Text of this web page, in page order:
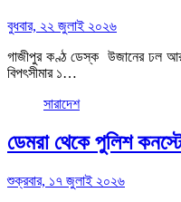
বুধবার, ২২ জুলাই ২০২৬
গাজীপুর কণ্ঠ ডেস্ক উজানের ঢল আর
বিপৎসীমার ১…
সারাদেশ
ডেমরা থেকে পুলিশ
শুক্রবার, ১৭ জুলাই ২০২৬